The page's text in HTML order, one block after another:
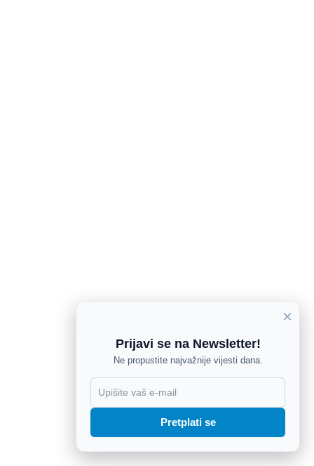
×
Prijavi se na Newsletter!
Ne propustite najvažnije vijesti dana.
Pretplati se